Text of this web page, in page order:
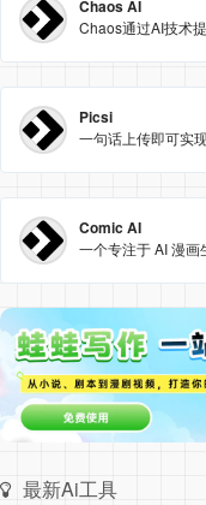
Chaos AI
Picsi
Comic AI
最新Ai工具